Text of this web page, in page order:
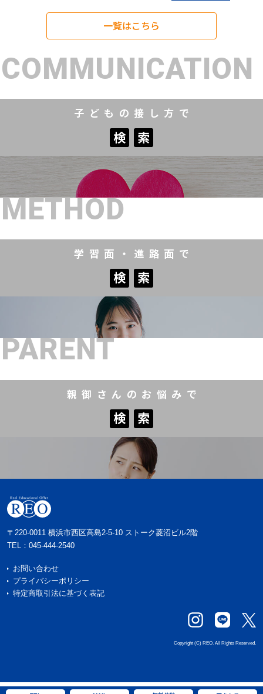
一覧はこちら
子どもの接し方で
検 索
検 索
COMMUNICATION
学習面・進路面で
検 索
検 索
METHOD
親御さんのお悩みで
検 索
検 索
PARENT
〒220-0011 横浜市西区高島2-5-10 ストーク菱沼ビル2階
TEL： 045-444-2540
お問い合わせ
プライバシーポリシー
特定商取引法に基づく表記
Copyright (C) REO. All Rights Reserved.